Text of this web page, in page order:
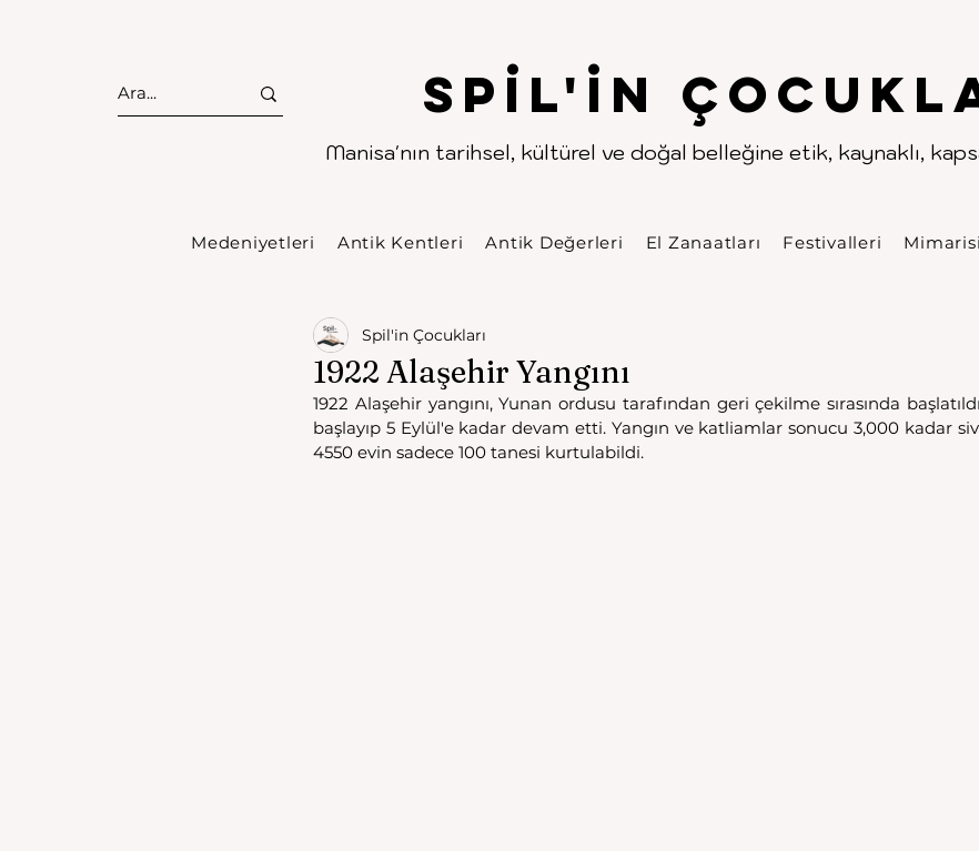
Spıl'in
Manisa'nın tarihsel, kültürel ve doğal belleğine etik, kaynaklı,
. .
Medeniyetleri Antik Kentleri Antik Değerleri El Zanaatları Festivalleri Mimarisi
1922 Alaşehir Yangını
Spil'in Çocukları
1922 Alaşehir yangını, Yunan ordusu tarafından geri çekilme sırasında
başlayıp 5 Eylül'e kadar devam etti. Yangın ve katliamlar sonucu 3,000 kadar
4550 evin sadece 100 tanesi kurtulabildi.